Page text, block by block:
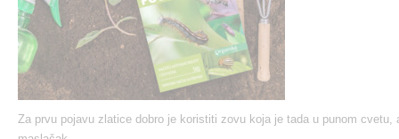
Za prvu pojavu zlatice dobro je koristiti zovu koja je tada u punom cvetu,